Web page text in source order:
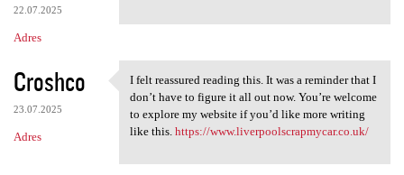
22.07.2025
Adres
Croshco
23.07.2025
Adres
I felt reassured reading this
I felt reassured reading this. It was a reminder that I
don’t have to figure it all out now. You’re welcome
to explore my website if you’d like more writing
like this. https://www.liverpoolscrapmycar.co.uk/